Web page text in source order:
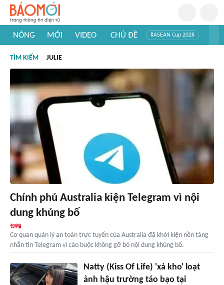
NÓNG MỚI VIDEO CHỦ ĐỀ #ASEAN Cup 2026
#Khám phá thế giới
TÌM KIẾM JULIE
Chính phủ Australia kiện Telegram vì nội
dung khủng bố
Cơ quan quản lý an toàn trực tuyến của Australia đã khởi kiện nền tảng
nhắn tin Telegram vì cáo buộc không gỡ bỏ nội dung khủng bố.
Natty (Kiss Of Life) 'xả kho' loạt
ảnh hậu trường táo bạo tại